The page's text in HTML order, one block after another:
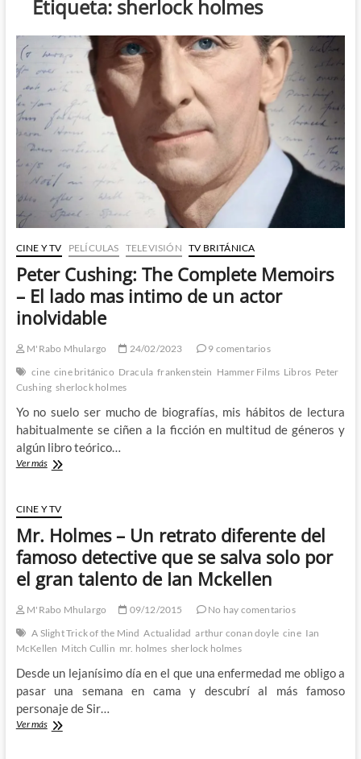
Etiqueta: sherlock holmes
CINE Y TV PELÍCULAS TELEVISIÓN TV BRITÁNICA
Peter Cushing: The Complete Memoirs
– El lado mas intimo de un actor
inolvidable
M'Rabo Mhulargo 24/02/2023
9 comentarios
cine cine británico Dracula frankenstein Hammer Films Libros Peter
Cushing sherlock holmes
Yo no suelo ser mucho de biografías, mis hábitos de lectura
habitualmente se ciñen a la ficción en multitud de géneros y
algún libro teórico…
Ver másPeter
Complete
Memoirs
lado
mas
de
actor
inolvidable
CINE Y TV
Mr. Holmes – Un retrato diferente del
famoso detective que se salva solo por
el gran talento de Ian Mckellen
M'Rabo Mhulargo 09/12/2015
No hay comentarios
A Slight Trick of the Mind Actualidad arthur conan doyle cine Ian
McKellen Mitch Cullin mr. holmes sherlock holmes
Desde un lejanísimo día en el que una enfermedad me obligo a
pasar una semana en cama y descubrí al más famoso
personaje de Sir…
Ver másMr.